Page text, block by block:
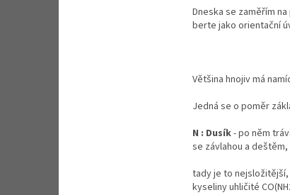
Dneska se zaměřím
berte jako orientační
Většina hnojiv má
Jedná se o poměr
N : Dusík- po něm
se závlahou a
tady je to nejsložitější,
kyseliny uhličité